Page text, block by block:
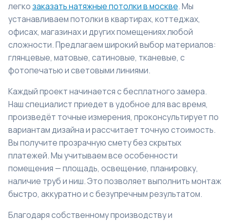
легкозаказать натяжные потолки в москве. Мы
устанавливаем потолки в квартирах, коттеджах,
офисах, магазинах и других помещениях любой
сложности. Предлагаем широкий выбор материалов:
глянцевые, матовые, сатиновые, тканевые, с
фотопечатью и световыми линиями.
Каждый проект начинается с бесплатного замера.
Наш специалист приедет в удобное для вас время,
произведёт точные измерения, проконсультирует по
вариантам дизайна и рассчитает точную стоимость.
Вы получите прозрачную смету без скрытых
платежей. Мы учитываем все особенности
помещения — площадь, освещение, планировку,
наличие труб и ниш. Это позволяет выполнить монтаж
быстро, аккуратно и с безупречным результатом.
Благодаря собственному производству и